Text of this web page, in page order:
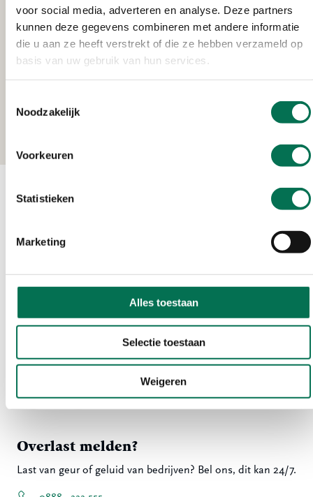
voor social media, adverteren en analyse. Deze partners
kunnen deze gegevens combineren met andere informatie
die u aan ze heeft verstrekt of die ze hebben verzameld op
basis van uw gebruik van hun services.
Noodzakelijk
Voorkeuren
Statistieken
Marketing
Alles toestaan
Selectie toestaan
Weigeren
Ma t/m vr 08:00 tot 16:30 uur
Stuur ons een bericht
Volg ons
Overlast melden?
Last van geur of geluid van bedrijven? Bel ons, dit kan 24/7.